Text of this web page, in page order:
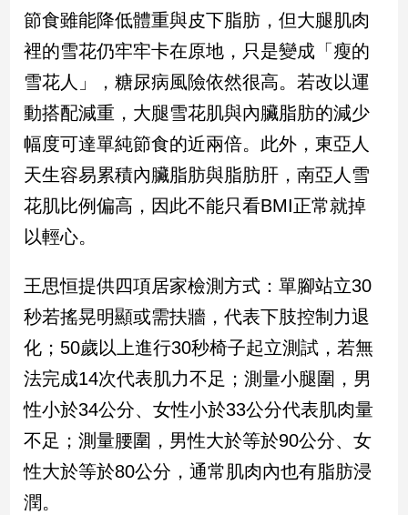
南
台
觀
點
南
台
灣
觀
點
樂
樂
星
聞
流
行/
尚
節食雖能降低體重與皮下脂肪，但大腿肌肉
裡的雪花仍牢牢卡在原地，只是變成「瘦的
雪花人」，糖尿病風險依然很高。若改以運
動搭配減重，大腿雪花肌與內臟脂肪的減少
幅度可達單純節食的近兩倍。此外，東亞人
天生容易累積內臟脂肪與脂肪肝，南亞人雪
花肌比例偏高，因此不能只看BMI正常就掉
以輕心。
王思恒提供四項居家檢測方式：單腳站立30
秒若搖晃明顯或需扶牆，代表下肢控制力退
化；50歲以上進行30秒椅子起立測試，若無
法完成14次代表肌力不足；測量小腿圍，男
性小於34公分、女性小於33公分代表肌肉量
不足；測量腰圍，男性大於等於90公分、女
性大於等於80公分，通常肌肉內也有脂肪浸
潤。